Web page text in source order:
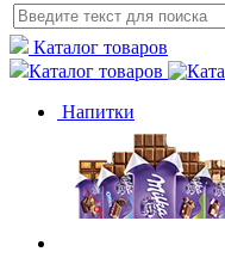
Каталог товаров
Каталог товаров
Напитки